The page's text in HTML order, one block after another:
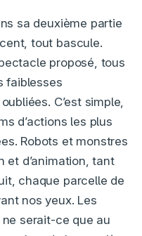
sa deuxième partie
tout bascule.
proposé, tous
faiblesses
C’est simple,
d’actions les plus
Robots et monstres
et d’animation, tant
chaque parcelle de
nos yeux. Les
serait-ce que au